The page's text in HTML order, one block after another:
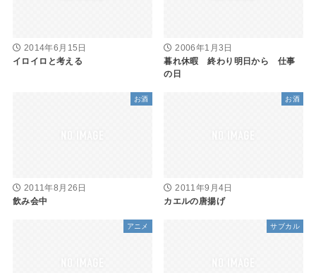
2014年6月15日
イロイロと考える
2006年1月3日
暮れ休暇 終わり明日から 仕事
の日
お酒
2011年8月26日
飲み会中
お酒
2011年9月4日
カエルの唐揚げ
アニメ サブカル